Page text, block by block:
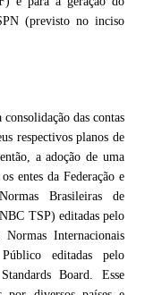
(previsto no inciso
das contas
respectivos planos de
a adoção de uma
entes da Federação e
Brasileiras de
TSP) editadas pelo
Internacionais
editadas pelo
Board. Esse